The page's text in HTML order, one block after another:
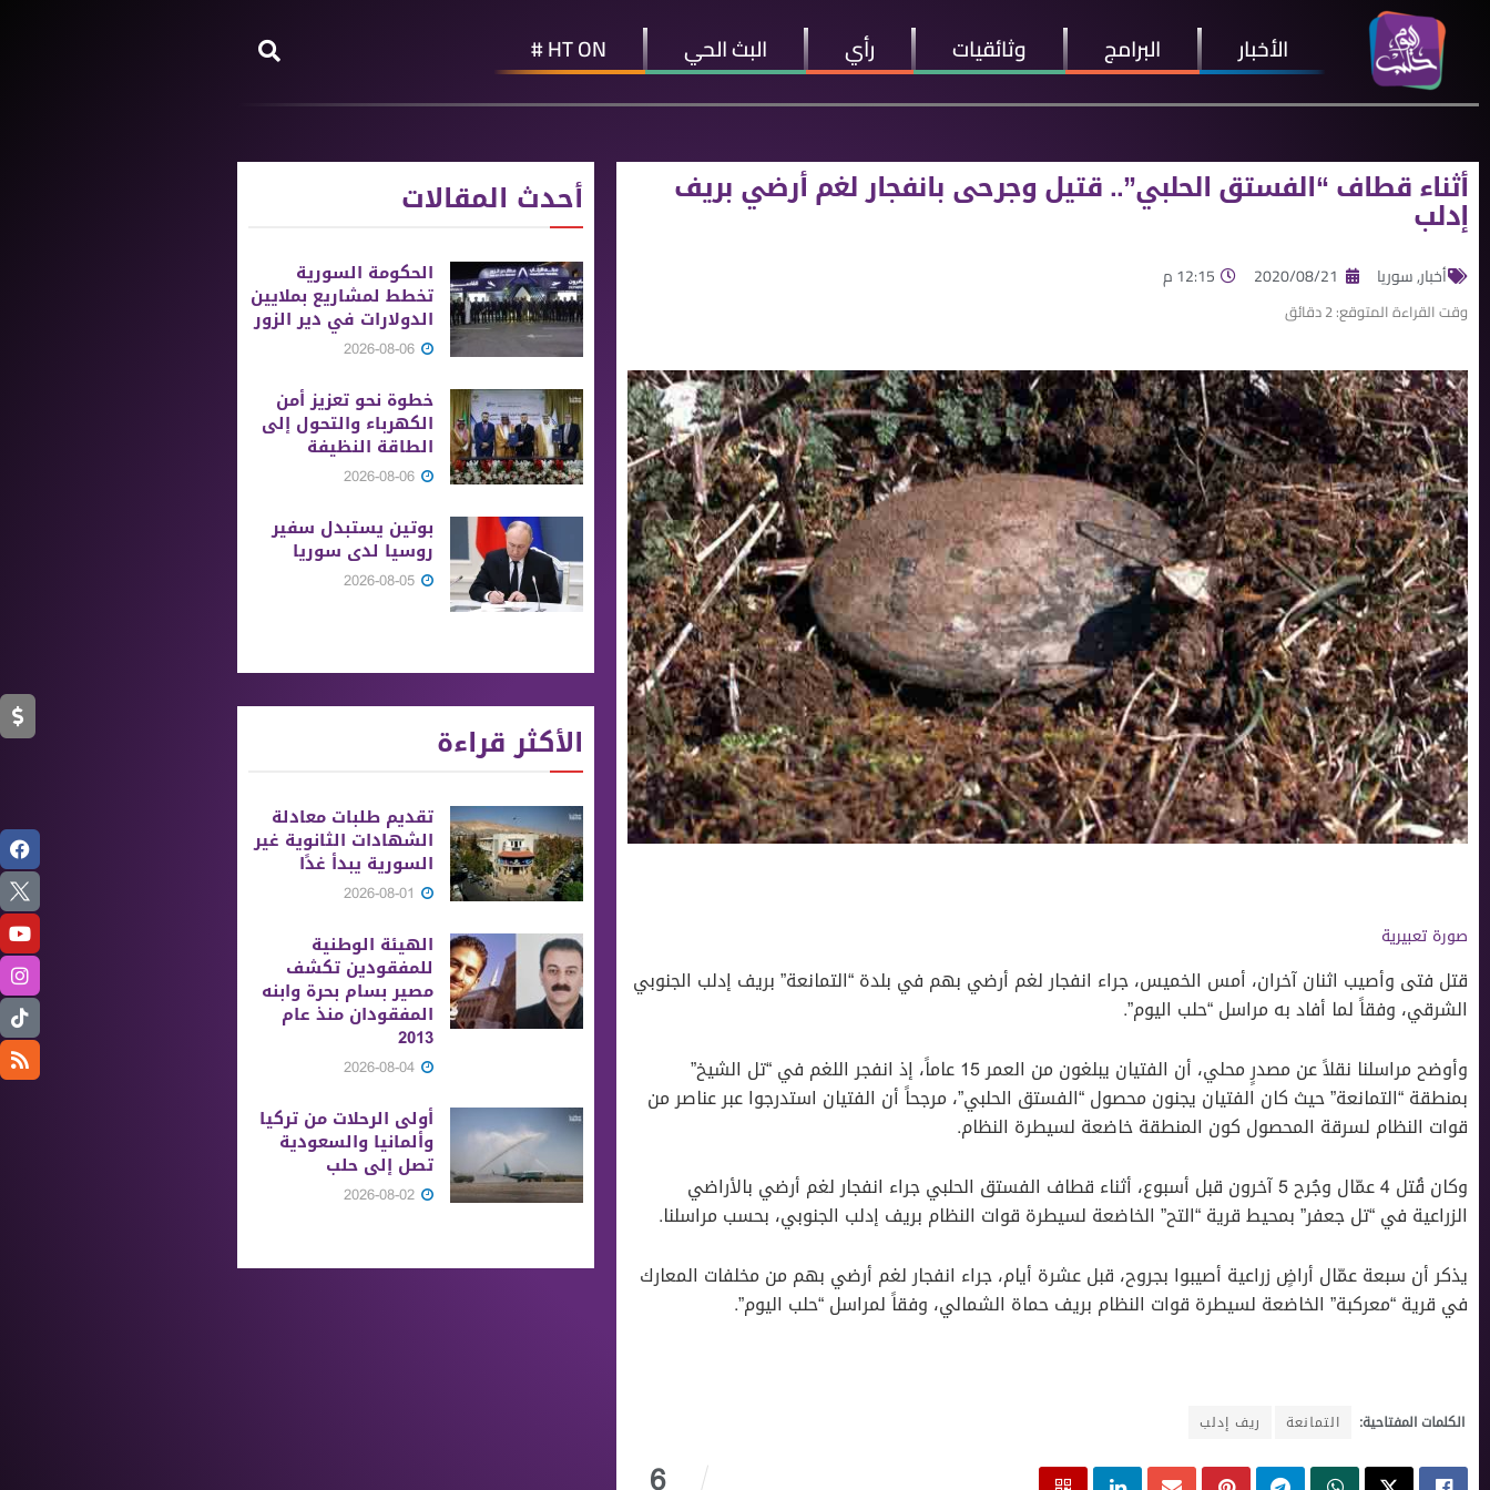
الأخبار البرامج وثائقيات رأي البث الحي HT ON #
أثناء قطاف “الفستق الحلبي”.. قتيل وجرحى بانفجار لغم أرضي بريف
إدلب
أخبار,سوريا 2020/08/21 12:15 م
وقت القراءة المتوقع:2دقائق
صورة تعبيرية
قتل فتى وأصيب اثنان آخران، أمس الخميس، جراء انفجار لغم أرضي بهم في بلدة “التمانعة” بريف إدلب الجنوبي
الشرقي، وفقاً لما أفاد به مراسل “حلب اليوم”.
وأوضح مراسلنا نقلاً عن مصدرٍ محلي، أن الفتيان يبلغون من العمر 15 عاماً، إذ انفجر اللغم في “تل الشيخ”
بمنطقة “التمانعة” حيث كان الفتيان يجنون محصول “الفستق الحلبي”، مرجحاً أن الفتيان استدرجوا عبر عناصر من
قوات النظام لسرقة المحصول كون المنطقة خاضعة لسيطرة النظام.
وكان قُتل 4 عمّال وجُرح 5 آخرون قبل أسبوع، أثناء قطاف الفستق الحلبي جراء انفجار لغم أرضي بالأراضي
الزراعية في “تل جعفر” بمحيط قرية “التح” الخاضعة لسيطرة قوات النظام بريف إدلب الجنوبي، بحسب مراسلنا.
يذكر أن سبعة عمّال أراضٍ زراعية أصيبوا بجروح، قبل عشرة أيام، جراء انفجار لغم أرضي بهم من مخلفات المعارك
في قرية “معركبة” الخاضعة لسيطرة قوات النظام بريف حماة الشمالي، وفقاً لمراسل “حلب اليوم”.
الكلمات المفتاحية: التمانعة ريف إدلب
أحدث المقالات
الحكومة السورية
تخطط لمشاريع بملايين
الدولارات في دير الزور
خطوة نحو تعزيز أمن
الكهرباء والتحول إلى
الطاقة النظيفة
بوتين يستبدل سفير
روسيا لدى سوريا
الأكثر قراءة
تقديم طلبات معادلة
الشهادات الثانوية ‏غير
السورية يبدأ غدًا
الهيئة الوطنية
للمفقودين تكشف
مصير بسام بحرة وابنه
المفقودان منذ عام
2013
أولى الرحلات من ‏تركيا
وألمانيا والسعودية
تصل إلى حلب